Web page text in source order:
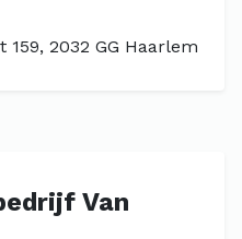
2032 GG Haarlem
Van